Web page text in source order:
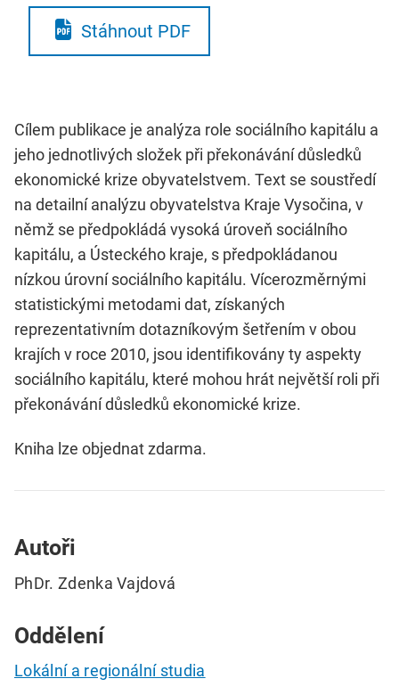
Stáhnout PDF
Cílem publikace je analýza role sociálního kapitálu a
jeho jednotlivých složek při překonávání důsledků
ekonomické krize obyvatelstvem. Text se soustředí
na detailní analýzu obyvatelstva Kraje Vysočina, v
němž se předpokládá vysoká úroveň sociálního
kapitálu, a Ústeckého kraje, s předpokládanou
nízkou úrovní sociálního kapitálu. Vícerozměrnými
statistickými metodami dat, získaných
reprezentativním dotazníkovým šetřením v obou
krajích v roce 2010, jsou identifikovány ty aspekty
sociálního kapitálu, které mohou hrát největší roli při
překonávání důsledků ekonomické krize.
Kniha lze objednat zdarma.
Autoři
PhDr. Zdenka Vajdová
Oddělení
Lokální a regionální studia